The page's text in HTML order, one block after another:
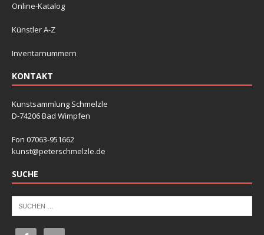
Online-Katalog
Künstler A-Z
Inventarnummern
KONTAKT
Kunstsammlung Schmelzle
D-74206 Bad Wimpfen
Fon 07063-951662
kunst@peterschmelzle.de
SUCHE